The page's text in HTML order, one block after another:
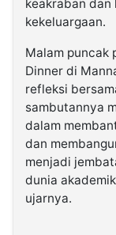
keakraban dan
kekeluargaan.
Malam puncak
Dinner di
refleksi
sambutannya
dalam
dan
menjadi
dunia
ujarnya.